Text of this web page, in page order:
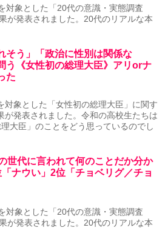
対象とした「20代の意識・実態調査
が発表されました。20代のリアルな本
そう」「政治に性別は関係な
《女性初の総理大臣》アリorナ
た
対象とした「女性初の総理大臣」に関す
が発表されました。令和の高校生たちは
大臣」のことをどう思っているのでし
世代に言われて何のことだか分か
ナウい」2位「チョベリグ／チョ
対象とした「20代の意識・実態調査
が発表されました。20代のリアルな本